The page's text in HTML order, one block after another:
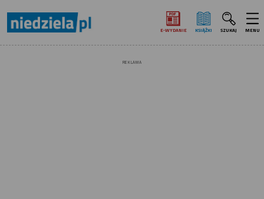
E‑WYDANIE KSIĄŻKI SZUKAJ MENU
REKLAMA